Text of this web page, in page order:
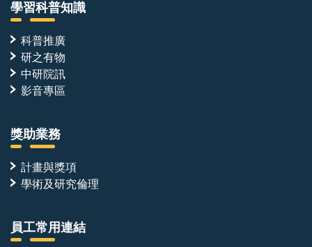
學習科普知識
科普推廣
研之有物
中研院訊
影音專區
獎助業務
計畫與獎項
學術及研究倫理
員工常用連結